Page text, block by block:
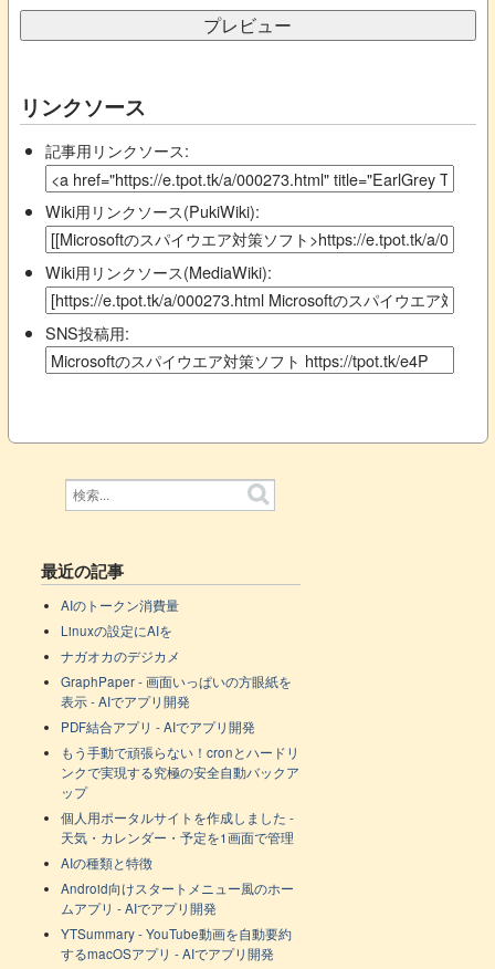
リンクソース
記事用リンクソース:
Wiki用リンクソース(PukiWiki):
Wiki用リンクソース(MediaWiki):
SNS投稿用:
最近の記事
AIのトークン消費量
Linuxの設定にAIを
ナガオカのデジカメ
GraphPaper - 画面いっぱいの方眼紙を
表示 - AIでアプリ開発
PDF結合アプリ - AIでアプリ開発
もう手動で頑張らない！cronとハードリ
ンクで実現する究極の安全自動バックア
ップ
個人用ポータルサイトを作成しました -
天気・カレンダー・予定を1画面で管理
AIの種類と特徴
Android向けスタートメニュー風のホー
ムアプリ - AIでアプリ開発
YTSummary - YouTube動画を自動要約
するmacOSアプリ - AIでアプリ開発